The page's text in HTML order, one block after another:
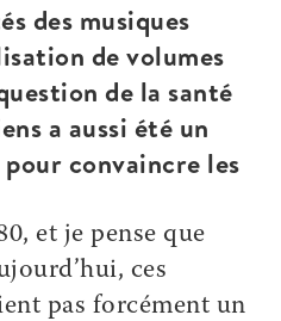
des musiques
de volumes
de la santé
a aussi été un
convaincre les
et je pense que
ces
pas forcément un